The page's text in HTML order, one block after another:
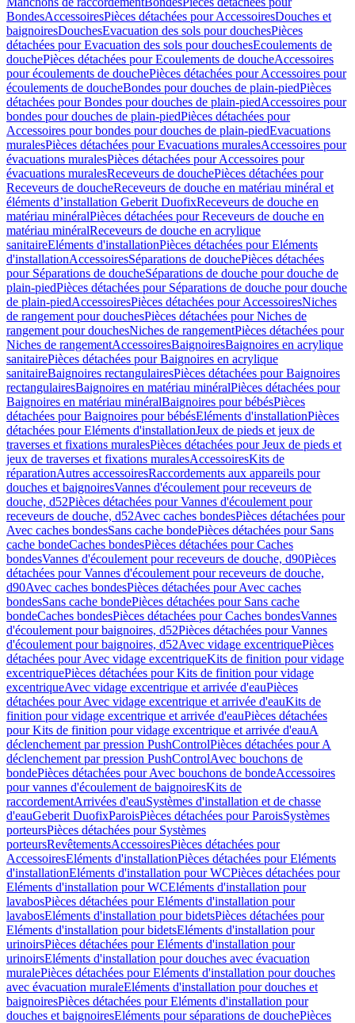
BondesAccessoiresPièces détachées pour AccessoiresDouches et
baignoiresDouchesEvacuation des sols pour douchesPièces
détachées pour Evacuation des sols pour douchesEcoulements de
douchePièces détachées pour Ecoulements de doucheAccessoires
pour écoulements de douchePièces détachées pour Accessoires pour
écoulements de doucheBondes pour douches de plain-piedPièces
détachées pour Bondes pour douches de plain-piedAccessoires pour
bondes pour douches de plain-piedPièces détachées pour
Accessoires pour bondes pour douches de plain-piedEvacuations
muralesPièces détachées pour Evacuations muralesAccessoires pour
évacuations muralesPièces détachées pour Accessoires pour
évacuations muralesReceveurs de douchePièces détachées pour
Receveurs de doucheReceveurs de douche en matériau minéral et
éléments d’installation Geberit DuofixReceveurs de douche en
matériau minéralPièces détachées pour Receveurs de douche en
matériau minéralReceveurs de douche en acrylique
sanitaireEléments d'installationPièces détachées pour Eléments
d'installationAccessoiresSéparations de douchePièces détachées
pour Séparations de doucheSéparations de douche pour douche de
plain-piedPièces détachées pour Séparations de douche pour douche
de plain-piedAccessoiresPièces détachées pour AccessoiresNiches
de rangement pour douchesPièces détachées pour Niches de
rangement pour douchesNiches de rangementPièces détachées pour
Niches de rangementAccessoiresBaignoiresBaignoires en acrylique
sanitairePièces détachées pour Baignoires en acrylique
sanitaireBaignoires rectangulairesPièces détachées pour Baignoires
rectangulairesBaignoires en matériau minéralPièces détachées pour
Baignoires en matériau minéralBaignoires pour bébésPièces
détachées pour Baignoires pour bébésEléments d'installationPièces
détachées pour Eléments d'installationJeux de pieds et jeux de
traverses et fixations muralesPièces détachées pour Jeux de pieds et
jeux de traverses et fixations muralesAccessoiresKits de
réparationAutres accessoiresRaccordements aux appareils pour
douches et baignoiresVannes d'écoulement pour receveurs de
douche, d52Pièces détachées pour Vannes d'écoulement pour
receveurs de douche, d52Avec caches bondesPièces détachées pour
Avec caches bondesSans cache bondePièces détachées pour Sans
cache bondeCaches bondesPièces détachées pour Caches
bondesVannes d'écoulement pour receveurs de douche, d90Pièces
détachées pour Vannes d'écoulement pour receveurs de douche,
d90Avec caches bondesPièces détachées pour Avec caches
bondesSans cache bondePièces détachées pour Sans cache
bondeCaches bondesPièces détachées pour Caches bondesVannes
d'écoulement pour baignoires, d52Pièces détachées pour Vannes
d'écoulement pour baignoires, d52Avec vidage excentriquePièces
détachées pour Avec vidage excentriqueKits de finition pour vidage
excentriquePièces détachées pour Kits de finition pour vidage
excentriqueAvec vidage excentrique et arrivée d'eauPièces
détachées pour Avec vidage excentrique et arrivée d'eauKits de
finition pour vidage excentrique et arrivée d'eauPièces détachées
pour Kits de finition pour vidage excentrique et arrivée d'eauA
déclenchement par pression PushControlPièces détachées pour A
déclenchement par pression PushControlAvec bouchons de
bondePièces détachées pour Avec bouchons de bondeAccessoires
pour vannes d'écoulement de baignoiresKits de
raccordementArrivées d'eauSystèmes d'installation et de chasse
d'eauGeberit DuofixParoisPièces détachées pour ParoisSystèmes
porteursPièces détachées pour Systèmes
porteursRevêtementsAccessoiresPièces détachées pour
AccessoiresEléments d'installationPièces détachées pour Eléments
d'installationEléments d'installation pour WCPièces détachées pour
Eléments d'installation pour WCEléments d'installation pour
lavabosPièces détachées pour Eléments d'installation pour
lavabosEléments d'installation pour bidetsPièces détachées pour
Eléments d'installation pour bidetsEléments d'installation pour
urinoirsPièces détachées pour Eléments d'installation pour
urinoirsEléments d'installation pour douches avec évacuation
muralePièces détachées pour Eléments d'installation pour douches
avec évacuation muraleEléments d'installation pour douches et
baignoiresPièces détachées pour Eléments d'installation pour
douches et baignoiresEléments pour séparations de douchePièces